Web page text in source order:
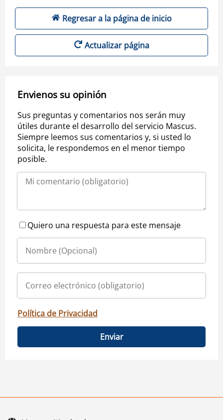
Regresar a la página de inicio
Actualizar página
Envienos su opinión
Sus preguntas y comentarios nos serán muy
útiles durante el desarrollo del servicio Mascus.
Siempre leemos sus comentarios y, si usted lo
solicita, le respondemos en el menor tiempo
posible.
Quiero una respuesta para este mensaje
Política de Privacidad
Enviar